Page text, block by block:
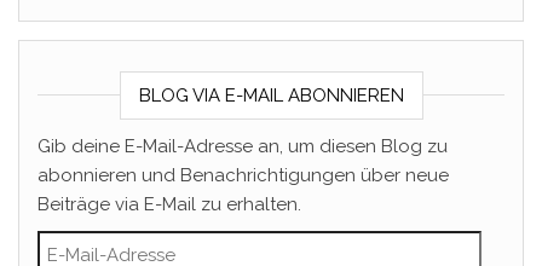
BLOG VIA E-MAIL ABONNIEREN
Gib deine E-Mail-Adresse an, um diesen Blog zu
abonnieren und Benachrichtigungen über neue
Beiträge via E-Mail zu erhalten.
E-Mail-Adresse